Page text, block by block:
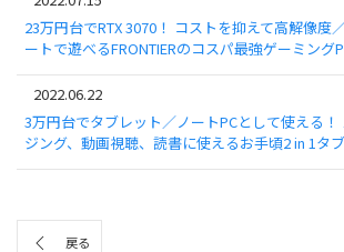
23万円台でRTX 3070！ コストを抑えて高解像度
ートで遊べるFRONTIERのコスパ最強ゲーミング
2022.06.22
3万円台でタブレット／ノートPCとして使える
ジング、動画視聴、読書に使えるお手頃2 in 1タブ
戻る